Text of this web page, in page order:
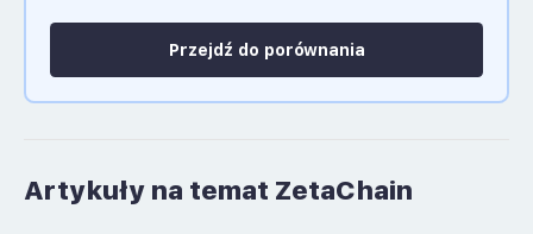
Przejdź do porównania
Artykuły na temat ZetaChain